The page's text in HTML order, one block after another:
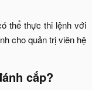
thể thực thi lệnh với
cho quản trị viên hệ
cắp?​